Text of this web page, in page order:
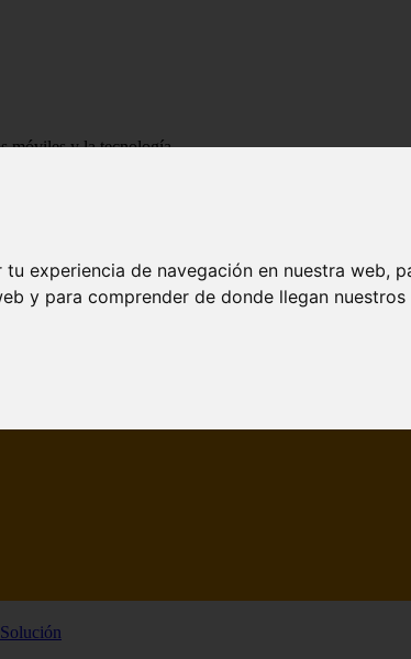
experiencia de navegación en nuestra web,
y para comprender de donde llegan
móviles y la tecnología